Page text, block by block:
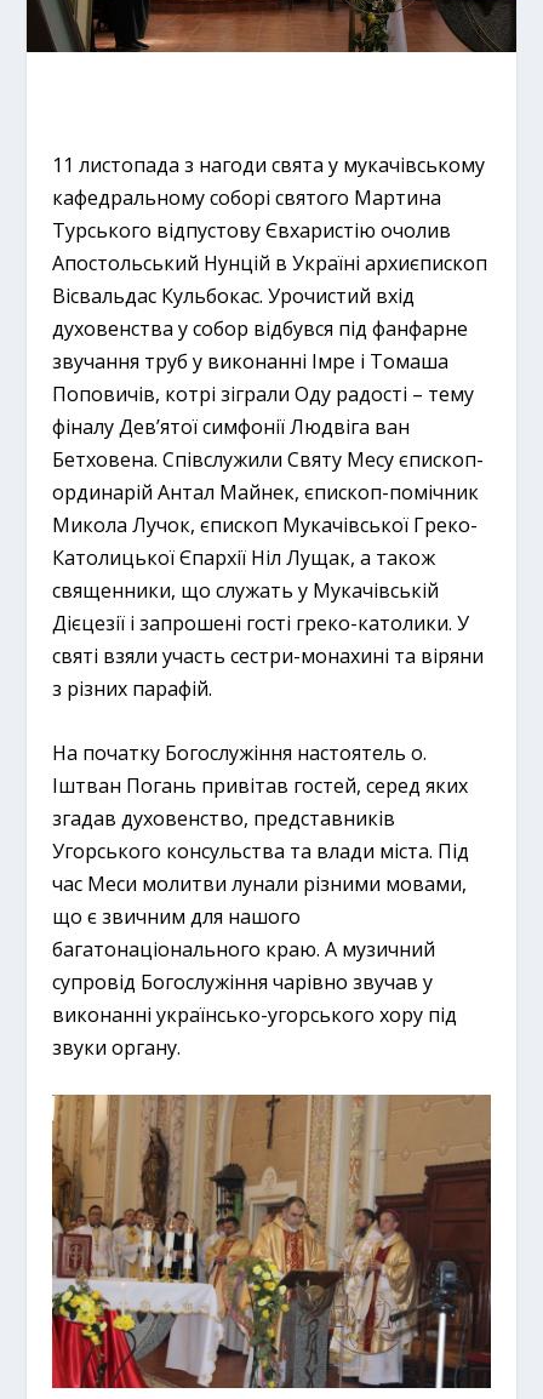
11 листопада з нагоди свята у мукачівському
кафедральному соборі святого Мартина
Турського відпустову Євхаристію очолив
Апостольський Нунцій в Україні архиєпископ
Вісвальдас Кульбокас. Урочистий вхід
духовенства у собор відбувся під фанфарне
звучання труб у виконанні Імре і Томаша
Поповичів, котрі зіграли Оду радості – тему
фіналу Дев’ятої симфонії Людвіга ван
Бетховена. Співслужили Святу Месу єпископ-
ординарій Антал Майнек, єпископ-помічник
Микола Лучок, єпископ Мукачівської Греко-
Католицької Єпархії Ніл Лущак, а також
священники, що служать у Мукачівській
Дієцезії і запрошені гості греко-католики. У
святі взяли участь сестри-монахині та віряни
з різних парафій.
На початку Богослужіння настоятель о.
Іштван Погань привітав гостей, серед яких
згадав духовенство, представників
Угорського консульства та влади міста. Під
час Меси молитви лунали різними мовами,
що є звичним для нашого
багатонаціонального краю. А музичний
супровід Богослужіння чарівно звучав у
виконанні українсько-угорського хору під
звуки органу.